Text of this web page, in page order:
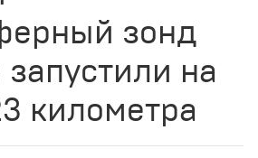
зонд
на
километра